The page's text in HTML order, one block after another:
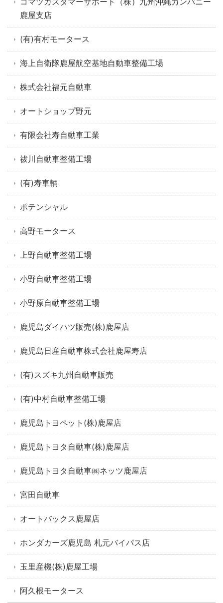
鹿屋支店
(有)有村モータース
海上自衛隊鹿屋航空基地自動車整備工場
株式会社福元自動車
オートショップ野元
有限会社寿自動車工業
祓川自動車整備工場
(有)寿車輌
ポテンシャル
高野モータース
上野自動車整備工場
小野自動車整備工場
小野原自動車整備工場
鹿児島ダイハツ販売(株)鹿屋店
鹿児島日産自動車株式会社鹿屋寿店
(有)スズキ九州自動車販売
(有)中村自動車整備工場
鹿児島トヨペット(株)鹿屋店
鹿児島トヨタ自動車(株)鹿屋店
鹿児島トヨタ自動車㈱ネッツ鹿屋店
宮田自動車
オートバックス鹿屋店
ホンダカーズ鹿児島 札元バイパス店
玉里産機(株)鹿屋工場
阿久根モータース